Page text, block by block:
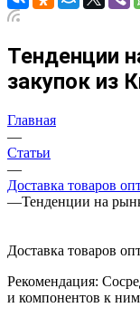
Тенденции
закупок из
Главная
—
Статьи
—
Доставка товаров
—Тенденции на
Доставка товаров
Рекомендация:
и компонентов к